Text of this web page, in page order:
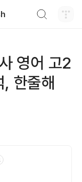
영어 고2
한줄해